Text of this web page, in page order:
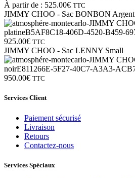
À partir de : 525.00€ TTC
JIMMY CHOO - Sac BONBON Argent
925.00€ TTC
JIMMY CHOO - Sac LENNY Small
950.00€ TTC
Services Client
Paiement sécurisé
Livraison
Retours
Contactez-nous
Services Spéciaux